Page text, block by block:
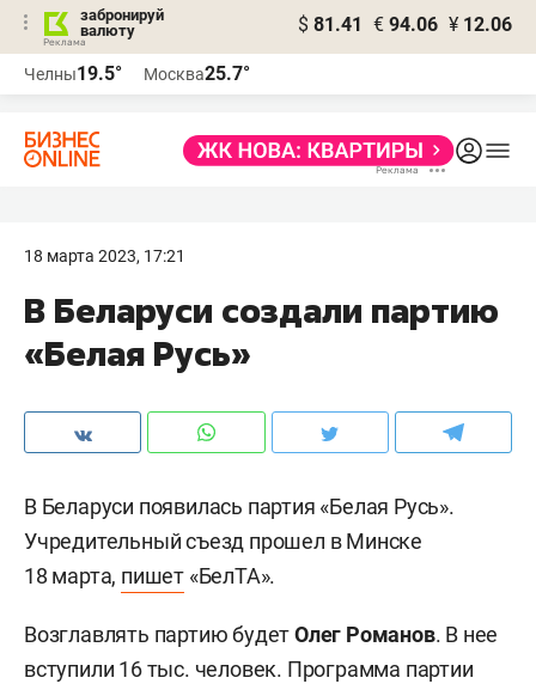
забронируй
валюту
$ 81.41 € 94.06 ¥ 12.06
Челны19.5° Москва25.7°
18 марта 2023, 17:21
В Беларуси создали партию
«Белая Русь»
В Беларуси появилась партия «Белая Русь».
Учредительный съезд прошел в Минске
18 марта, пишет «БелТА».
Возглавлять партию будетОлег Романов. В нее
вступили 16 тыс. человек. Программа партии